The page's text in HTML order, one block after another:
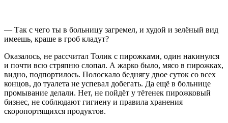
— Так с чего ты в больницу загремел, и худой и зелёный вид
имеешь, краше в гроб кладут?
Оказалось, не рассчитал Толик с пирожками, один накинулся
и почти всю стряпню слопал. А жарко было, мясо в пирожках,
видно, подпортилось. Полоскало беднягу двое суток со всех
концов, до туалета не успевал добегать. Да ещё в больнице
промывание делали. Нет, не пойдёт у тётенек пирожковый
бизнес, не соблюдают гигиену и правила хранения
скоропортящихся продуктов.